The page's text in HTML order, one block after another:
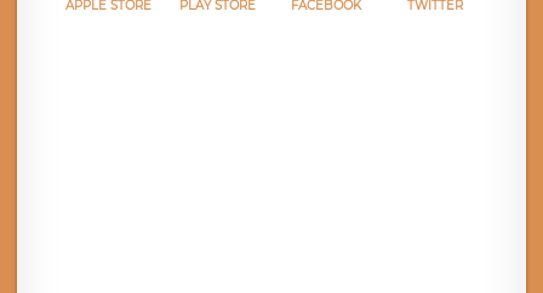
APPLE STORE PLAY STORE FACEBOOK TWITTER